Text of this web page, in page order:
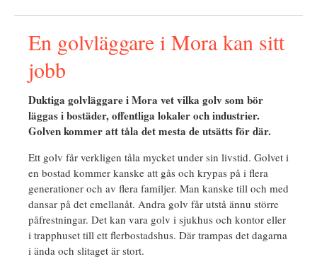
En golvläggare i Mora kan sitt
jobb
Duktiga golvläggare i Mora vet vilka golv som bör
läggas i bostäder, offentliga lokaler och industrier.
Golven kommer att tåla det mesta de utsätts för där.
Ett golv får verkligen tåla mycket under sin livstid. Golvet i
en bostad kommer kanske att gås och krypas på i flera
generationer och av flera familjer. Man kanske till och med
dansar på det emellanåt. Andra golv får utstå ännu större
påfrestningar. Det kan vara golv i sjukhus och kontor eller
i trapphuset till ett flerbostadshus. Där trampas det dagarna
i ända och slitaget är stort.